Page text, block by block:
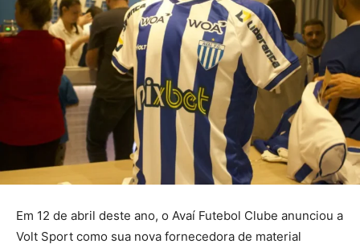
Em 12 de abril deste ano, o Avaí Futebol Clube anunciou a
Volt Sport como sua nova fornecedora de material